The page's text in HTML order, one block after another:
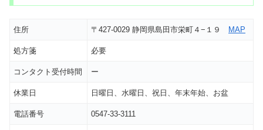
住所 〒427-0029 静岡県島田市栄町４−１９ MAP
処方箋 必要
コンタクト受付時間 ー
休業日 日曜日、水曜日、祝日、年末年始、お盆
電話番号 0547-33-3111